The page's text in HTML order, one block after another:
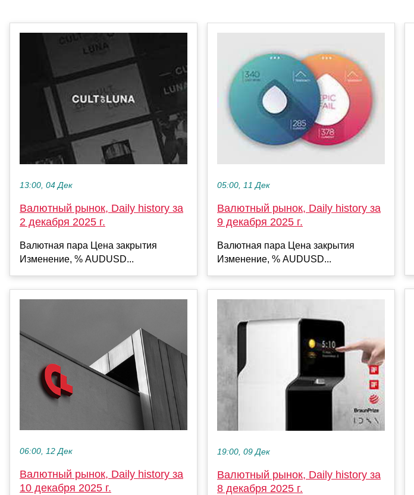
13:00, 04 Дек
Валютный рынок, Daily history за
2 декабря 2025 г.
Валютная пара Цена закрытия
Изменение, % AUDUSD...
06:00, 12 Дек
Валютный рынок, Daily history за
10 декабря 2025 г.
05:00, 11 Дек
Валютный рынок, Daily history за
9 декабря 2025 г.
Валютная пара Цена закрытия
Изменение, % AUDUSD...
19:00, 09 Дек
Валютный рынок, Daily history за
8 декабря 2025 г.